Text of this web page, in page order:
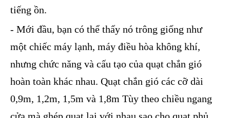
tiếng ồn.
- Mới đầu, bạn có thể thấy nó trông giống như
một chiếc máy lạnh, máy điều hòa không khí,
nhưng chức năng và cấu tạo của quạt chắn gió
hoàn toàn khác nhau. Quạt chắn gió các cỡ dài
0,9m, 1,2m, 1,5m và 1,8m Tùy theo chiều ngang